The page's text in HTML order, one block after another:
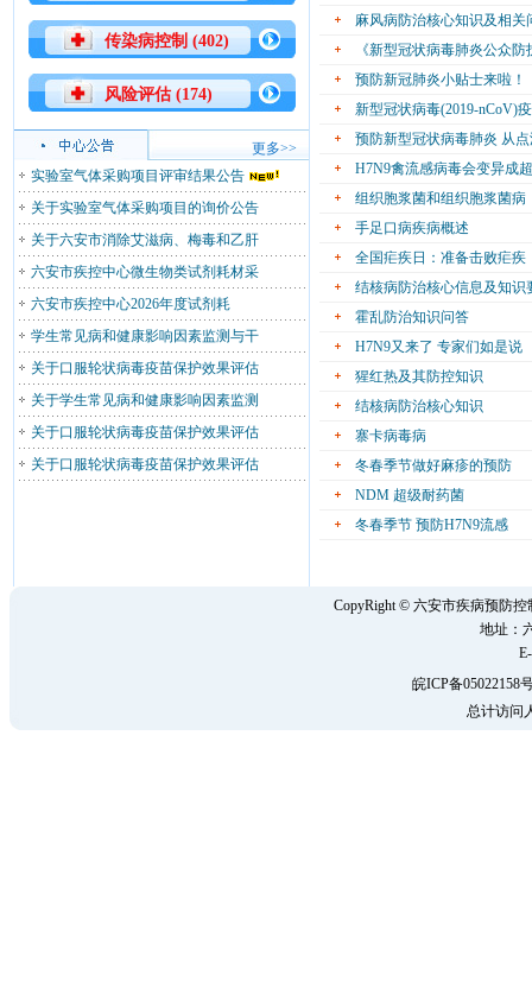
传染病控制 (402)
风险评估 (174)
更多>>
实验室气体采购项目评审结果公告
关于实验室气体采购项目的询价公告
关于六安市消除艾滋病、梅毒和乙肝
六安市疾控中心微生物类试剂耗材采
六安市疾控中心2026年度试剂耗
学生常见病和健康影响因素监测与干
关于口服轮状病毒疫苗保护效果评估
关于学生常见病和健康影响因素监测
关于口服轮状病毒疫苗保护效果评估
关于口服轮状病毒疫苗保护效果评估
麻风病防治核心知识及相关
《新型冠状病毒肺炎公众
预防新冠肺炎小贴士来啦！
新型冠状病毒(2019-nCoV)
预防新型冠状病毒肺炎 从
H7N9禽流感病毒会变异成
组织胞浆菌和组织胞浆菌病
手足口病疾病概述
全国疟疾日：准备击败疟疾
结核病防治核心信息及知识
霍乱防治知识问答
H7N9又来了 专家们如是说
猩红热及其防控知识
结核病防治核心知识
寨卡病毒病
冬春季节做好麻疹的预防
NDM 超级耐药菌
冬春季节 预防H7N9流感
CopyRight © 六安市疾病预防
地址：
皖ICP备05022158
总计访问